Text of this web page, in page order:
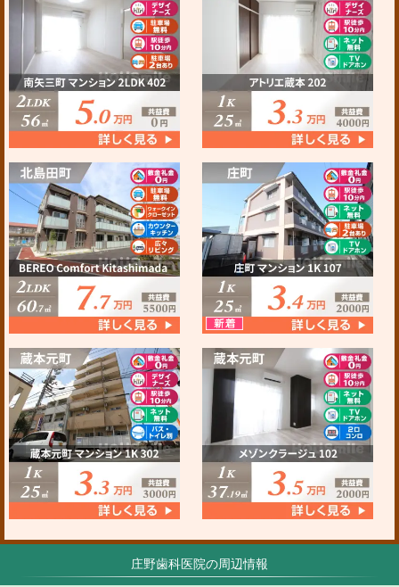
庄野歯科医院の周辺情報